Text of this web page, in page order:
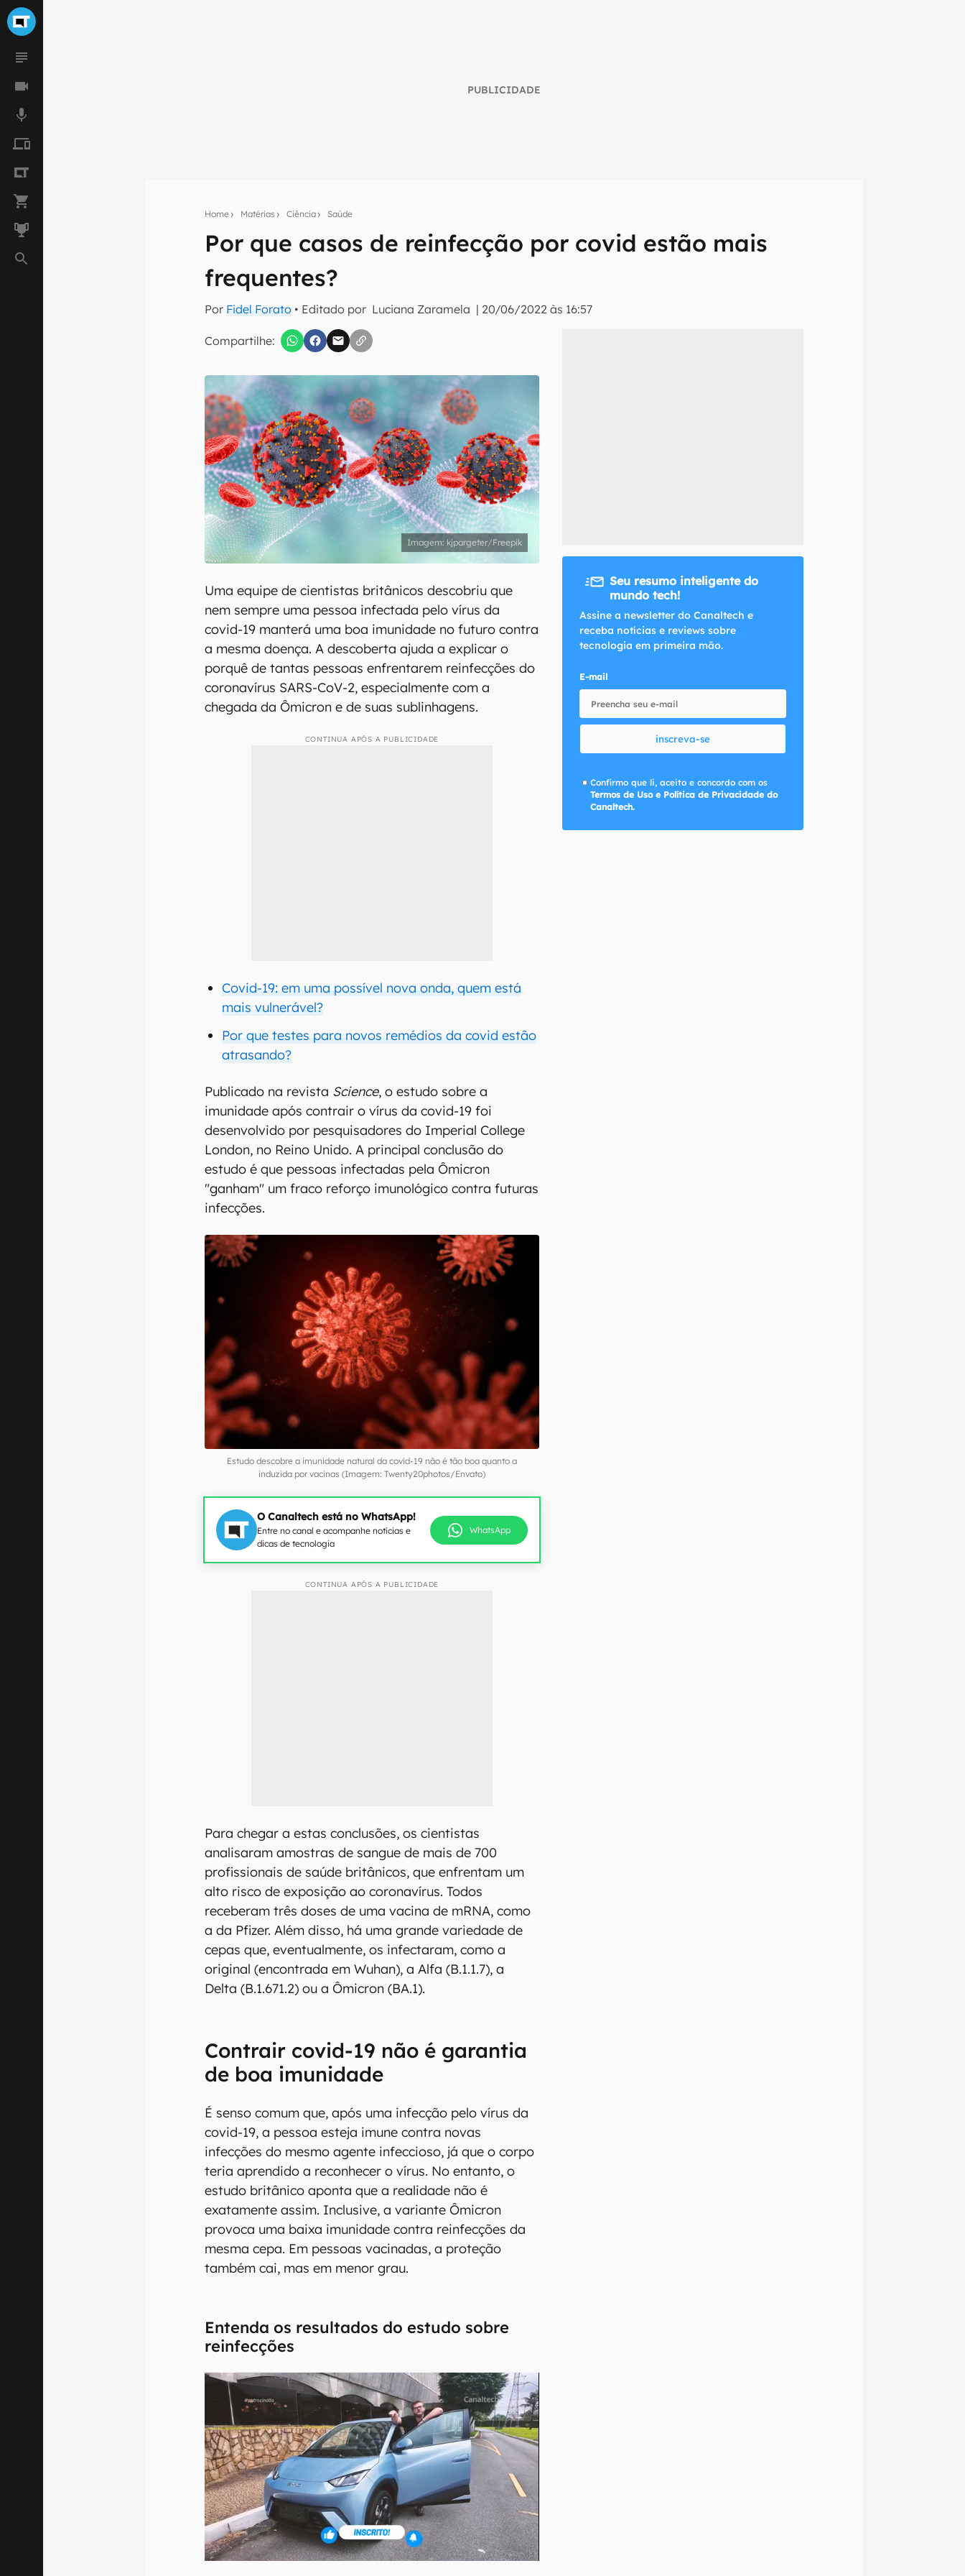
PUBLICIDADE
Home Matérias Ciência Saúde
Por que casos de reinfecção por covid estão mais
frequentes?
Por Fidel Forato • Editado por Luciana Zaramela | 20/06/2022 às 16:57
Compartilhe:
Seu resumo inteligente do mundo tech!
Assine a newsletter do Canaltech e receba notícias e reviews sobre tecnologia em primeira
inscreva-se
Confirmo que li, aceito e concordo com os Termos de Uso e Política de Privacidade do Canaltech.
kjpargeter/Freepik
Uma equipe de cientistas britânicos descobriu que
nem sempre uma pessoa infectada pelo vírus da
covid-19 manterá uma boa imunidade no futuro contra
a mesma doença. A descoberta ajuda a explicar o
porquê de tantas pessoas enfrentarem reinfecções do
coronavírus SARS-CoV-2, especialmente com a
chegada da Ômicron e de suas sublinhagens.
CONTINUA APÓS A PUBLICIDADE
Covid-19: em uma possível nova onda, quem está
mais vulnerável?
Por que testes para novos remédios da covid estão
atrasando?
Publicado na revista Science, o estudo sobre a
imunidade após contrair o vírus da covid-19 foi
desenvolvido por pesquisadores do Imperial College
London, no Reino Unido. A principal conclusão do
estudo é que pessoas infectadas pela Ômicron
"ganham" um fraco reforço imunológico contra futuras
infecções.
Estudo descobre a imunidade natural da covid-19 não é tão boa quanto a
induzida por vacinas (Imagem: Twenty20photos/Envato)
O Canaltech está no WhatsApp!
Entre no canal e acompanhe notícias e
dicas de tecnologia
WhatsApp
CONTINUA APÓS A PUBLICIDADE
Para chegar a estas conclusões, os cientistas
analisaram amostras de sangue de mais de 700
profissionais de saúde britânicos, que enfrentam um
alto risco de exposição ao coronavírus. Todos
receberam três doses de uma vacina de mRNA, como
a da Pfizer. Além disso, há uma grande variedade de
cepas que, eventualmente, os infectaram, como a
original (encontrada em Wuhan), a Alfa (B.1.1.7), a
Delta (B.1.671.2) ou a Ômicron (BA.1).
Contrair covid-19 não é garantia
de boa imunidade
É senso comum que, após uma infecção pelo vírus da
covid-19, a pessoa esteja imune contra novas
infecções do mesmo agente infeccioso, já que o corpo
teria aprendido a reconhecer o vírus. No entanto, o
estudo britânico aponta que a realidade não é
exatamente assim. Inclusive, a variante Ômicron
provoca uma baixa imunidade contra reinfecções da
mesma cepa. Em pessoas vacinadas, a proteção
também cai, mas em menor grau.
Entenda os resultados do estudo sobre
reinfecções
Seu resumo inteligente do
mundo tech!
Assine a newsletter do Canaltech e
receba notícias e reviews sobre
tecnologia em primeira mão.
E-mail
inscreva-se
Confirmo que li, aceito e concordo com os
Termos de Uso e Política de Privacidade do
Canaltech.